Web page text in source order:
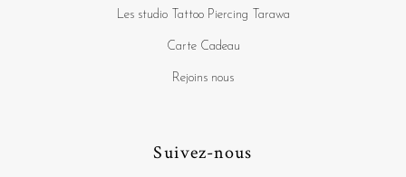
Les studio Tattoo Piercing Tarawa
Carte Cadeau
Rejoins nous
Suivez-nous